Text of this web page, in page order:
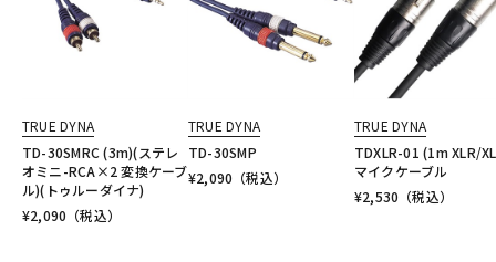
TRUE DYNA
TD-30SMRC (3m)(ステレ
オミニ-RCA×2 変換ケーブ
ル)(トゥルーダイナ)
¥2,090 （税込）
TRUE DYNA
TD-30SMP
¥2,090 （税込）
TRUE DYNA
TDXLR-01 (1m XLR/
マイクケーブル
¥2,530 （税込）